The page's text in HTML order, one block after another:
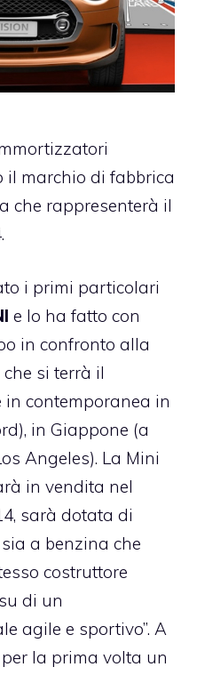
il marchio di fabbrica
che rappresenterà il
i primi particolari
e lo ha fatto con
in confronto alla
si terrà il
in contemporanea in
in Giappone (a
Angeles). La Mini
in vendita nel
sarà dotata di
sia a benzina che
costruttore
di un
agile e sportivo”. A
la prima volta un